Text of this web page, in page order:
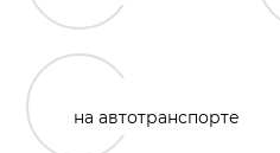
на автотранспорте